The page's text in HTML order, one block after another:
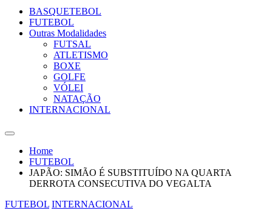
BASQUETEBOL
FUTEBOL
Outras Modalidades
FUTSAL
ATLETISMO
BOXE
GOLFE
VÓLEI
NATAÇÃO
INTERNACIONAL
Home
FUTEBOL
JAPÃO: SIMÃO É SUBSTITUÍDO NA QUARTA
DERROTA CONSECUTIVA DO VEGALTA
FUTEBOL INTERNACIONAL